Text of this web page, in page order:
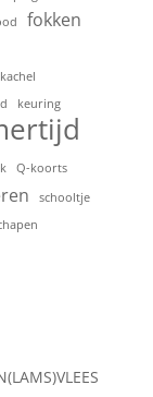
fokken
keuring
Q-koorts
schooltje